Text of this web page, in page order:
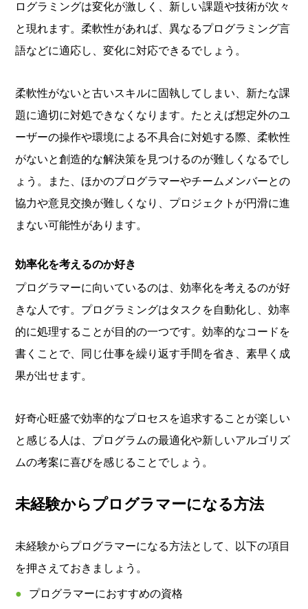
ログラミングは変化が激しく、新しい課題や技術が次々
と現れます。柔軟性があれば、異なるプログラミング言
語などに適応し、変化に対応できるでしょう。
柔軟性がないと古いスキルに固執してしまい、新たな課
題に適切に対処できなくなります。たとえば想定外のユ
ーザーの操作や環境による不具合に対処する際、柔軟性
がないと創造的な解決策を見つけるのが難しくなるでし
ょう。また、ほかのプログラマーやチームメンバーとの
協力や意見交換が難しくなり、プロジェクトが円滑に進
まない可能性があります。
効率化を考えるのか好き
プログラマーに向いているのは、効率化を考えるのが好
きな人です。プログラミングはタスクを自動化し、効率
的に処理することが目的の一つです。効率的なコードを
書くことで、同じ仕事を繰り返す手間を省き、素早く成
果が出せます。
好奇心旺盛で効率的なプロセスを追求することが楽しい
と感じる人は、プログラムの最適化や新しいアルゴリズ
ムの考案に喜びを感じることでしょう。
未経験からプログラマーになる方法
未経験からプログラマーになる方法として、以下の項目
を押さえておきましょう。
プログラマーにおすすめの資格